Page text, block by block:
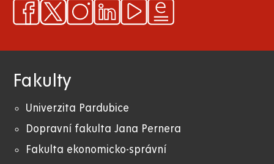
Fakulty
Univerzita Pardubice
Dopravní fakulta Jana Pernera
Fakulta ekonomicko-správní